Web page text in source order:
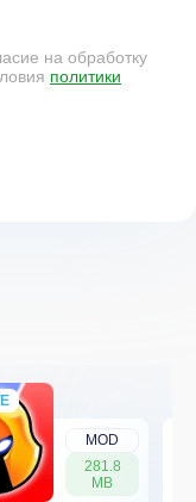
на обработку
политики
MOD
281.8
MB